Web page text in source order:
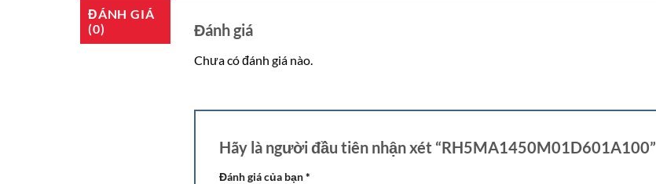
ĐÁNH GIÁ
(0)
Đánh giá
Chưa có đánh giá nào.
Hãy là người đầu tiên nhận xét “RH5MA1450M01D601A100”
Đánh giá của bạn*